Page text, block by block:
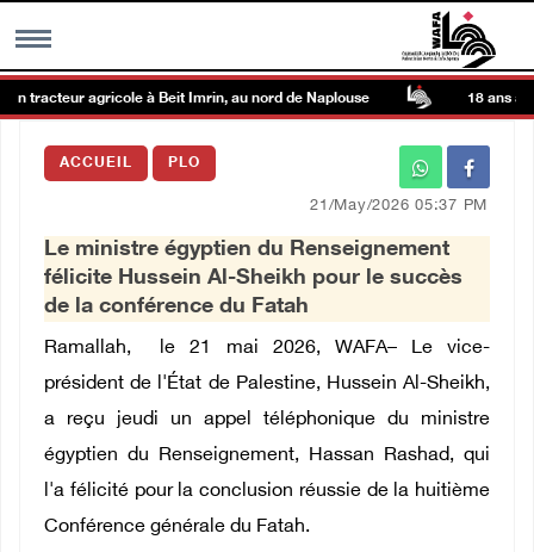
MENU
Galerie d’images
Centre palestinien
العربية
English
tracteur agricole à Beit Imrin, au nord de Naplouse 18 ans
ACCUEIL PLO
21/May/2026 05:37 PM
Le ministre égyptien du Renseignement
félicite Hussein Al-Sheikh pour le succès
de la conférence du Fatah
Ramallah, le 21 mai 2026, WAFA– Le vice-
président de l'État de Palestine, Hussein Al-Sheikh,
a reçu jeudi un appel téléphonique du ministre
égyptien du Renseignement, Hassan Rashad, qui
l'a félicité pour la conclusion réussie de la huitième
Conférence générale du Fatah.